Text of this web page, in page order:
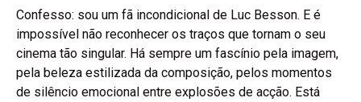
Confesso: sou um fã incondicional de Luc Besson. E é
impossível não reconhecer os traços que tornam o seu
cinema tão singular. Há sempre um fascínio pela imagem,
pela beleza estilizada da composição, pelos momentos
de silêncio emocional entre explosões de acção. Está